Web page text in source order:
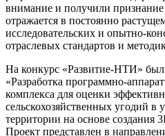
внимание и получили
отражается в постоянно
исследовательских и опытно-
отраслевых стандартов и
На конкурс «Развитие-НТИ»
«Разработка программно-
комплекса для оценки
сельскохозяйственных угодий в
территории на основе создания
Проект представлен в